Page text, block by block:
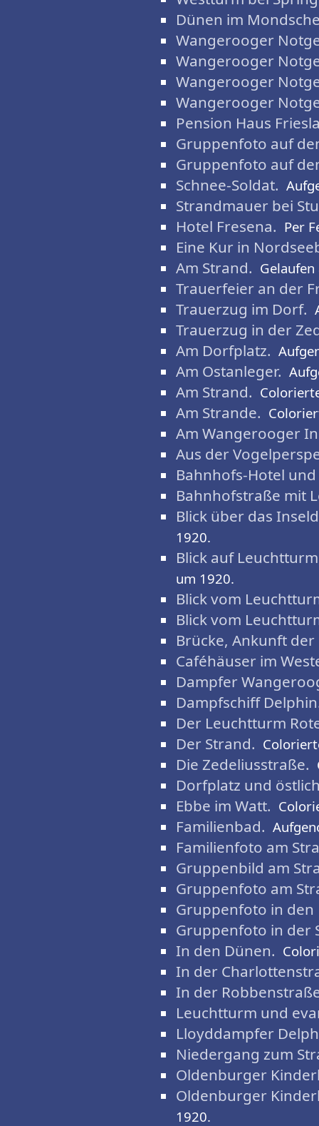
Dünen im
Wangerooger
Wangerooger
Wangerooger
Wangerooger
Pension Haus
Gruppenfoto auf
Gruppenfoto auf
Schnee-Soldat.
Strandmauer bei
Hotel Fresena. Per
Eine Kur in
Am Strand.
Trauerfeier an der
Trauerzug im Dorf.
Trauerzug in der
Am Dorfplatz.
Am Ostanleger.
Am Strand.
Am Strande.
Am Wangerooger
Aus der
Bahnhofs-Hotel
Bahnhofstraße mit
Blick über das
1920.
Blick auf
um 1920.
Blick vom
Blick vom
Brücke, Ankunft der
Caféhäuser im
Dampfer
Dampfschiff
Der Leuchtturm
Der Strand.
Die Zedeliusstraße.
Dorfplatz und
Ebbe im Watt.
Familienbad.
Familienfoto am
Gruppenbild am
Gruppenfoto am
Gruppenfoto in den
Gruppenfoto in der
In den Dünen.
In der
In der
Leuchtturm und
Lloyddampfer
Niedergang zum
Oldenburger
Oldenburger
1920.